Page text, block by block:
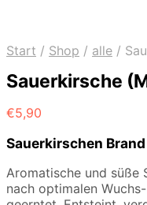
Start / Shop / alle /
Sauerkirsche
€5,90
Sauerkirschen Brand
Aromatische und süße
nach optimalen